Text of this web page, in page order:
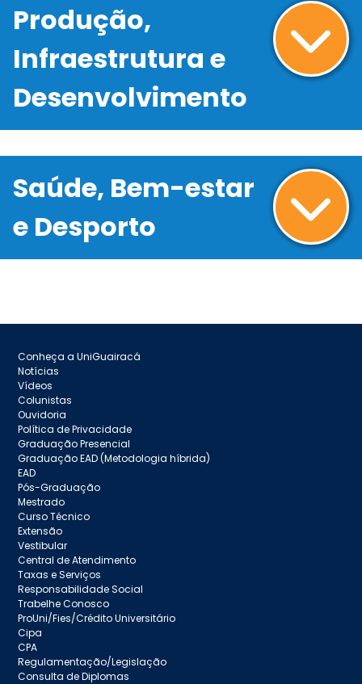
Produção,
Infraestrutura e
Desenvolvimento
Saúde, Bem-estar
e Desporto
Conheça a UniGuairacá
Notícias
Vídeos
Colunistas
Ouvidoria
Política de Privacidade
Graduação Presencial
Graduação EAD (Metodologia híbrida)
EAD
Pós-Graduação
Mestrado
Curso Técnico
Extensão
Vestibular
Central de Atendimento
Taxas e Serviços
Responsabilidade Social
Trabelhe Conosco
ProUni/Fies/Crédito Universitário
Cipa
CPA
Regulamentação/Legislação
Consulta de Diplomas